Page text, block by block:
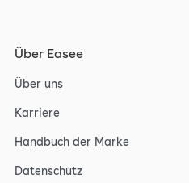
Über Easee
Über uns
Karriere
Handbuch der Marke
Datenschutz